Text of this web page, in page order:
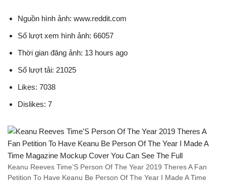
Nguồn hình ảnh: www.reddit.com
Số lượt xem hình ảnh: 66057
Thời gian đăng ảnh: 13 hours ago
Số lượt tải: 21025
Likes: 7038
Dislikes: 7
Keanu Reeves Time’S Person Of The Year 2019 Theres A Fan
Petition To Have Keanu Be Person Of The Year I Made A Time